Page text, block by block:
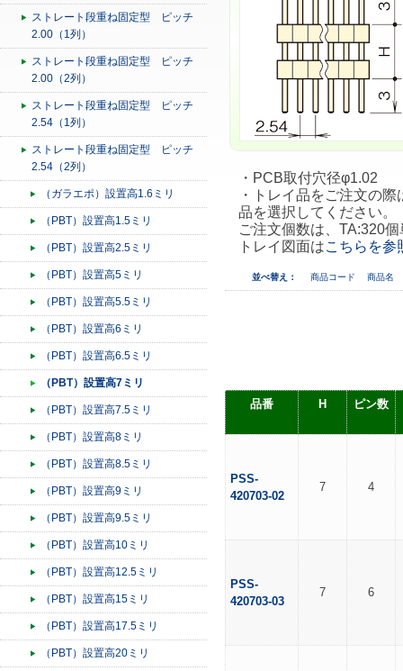
ストレート段重ね固定型 ピッチ
2.00（1列）
ストレート段重ね固定型 ピッチ
2.00（2列）
ストレート段重ね固定型 ピッチ
2.54（1列）
ストレート段重ね固定型 ピッチ
2.54（2列）
（ガラエポ）設置高1.6ミリ
（PBT）設置高1.5ミリ
（PBT）設置高2.5ミリ
（PBT）設置高5ミリ
（PBT）設置高5.5ミリ
（PBT）設置高6ミリ
（PBT）設置高6.5ミリ
（PBT）設置高7ミリ
（PBT）設置高7.5ミリ
（PBT）設置高8ミリ
（PBT）設置高8.5ミリ
（PBT）設置高9ミリ
（PBT）設置高9.5ミリ
（PBT）設置高10ミリ
（PBT）設置高12.5ミリ
（PBT）設置高15ミリ
（PBT）設置高17.5ミリ
（PBT）設置高20ミリ
・PCB取付穴径φ1.02
・トレイ品をご注文の
品を選択してください。
ご注文個数は、TA:320
トレイ図面はこちらを参
並べ替え： 商品コード 商品名
品番 H ピン数
PSS-
420703-02
7 4
PSS-
420703-03
7 6